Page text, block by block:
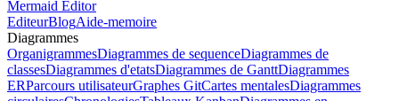
Mermaid Editor
EditeurBlogAide-memoire
Diagrammes
OrganigrammesDiagrammes de sequenceDiagrammes de
classesDiagrammes d'etatsDiagrammes de GanttDiagrammes
ERParcours utilisateurGraphes GitCartes mentalesDiagrammes